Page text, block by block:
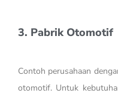
3. Pabrik Otomotif
Contoh perusahaan
otomotif. Untuk